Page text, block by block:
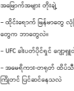
အမြောက်အများ တိုးချဲ့
– ထိုင်းရောက် မြန်မာတွ
တွေက ဘာတွေလဲ။
– UFC ခါးပတ်ပိုင်ရှင် ဂျေ
– အမေရိကား-တရုတ် ထိပ်သီ
ကြိုတင် ပြင်ဆင်နေသလဲ